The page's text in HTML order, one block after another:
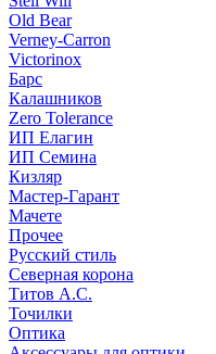
Old Bear
Verney-Carron
Victorinox
Барс
Калашников
Zero Tolerance
ИП Елагин
ИП Семина
Кизляр
Мастер-Гарант
Мачете
Прочее
Русский стиль
Северная корона
Титов А.С.
Точилки
Оптика